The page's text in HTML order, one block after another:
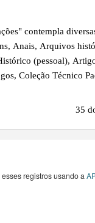
contempla
Anais, Arquivos
(pessoal),
Coleção Técnico
FETEPS,
e Vídeos
35
registros usando a